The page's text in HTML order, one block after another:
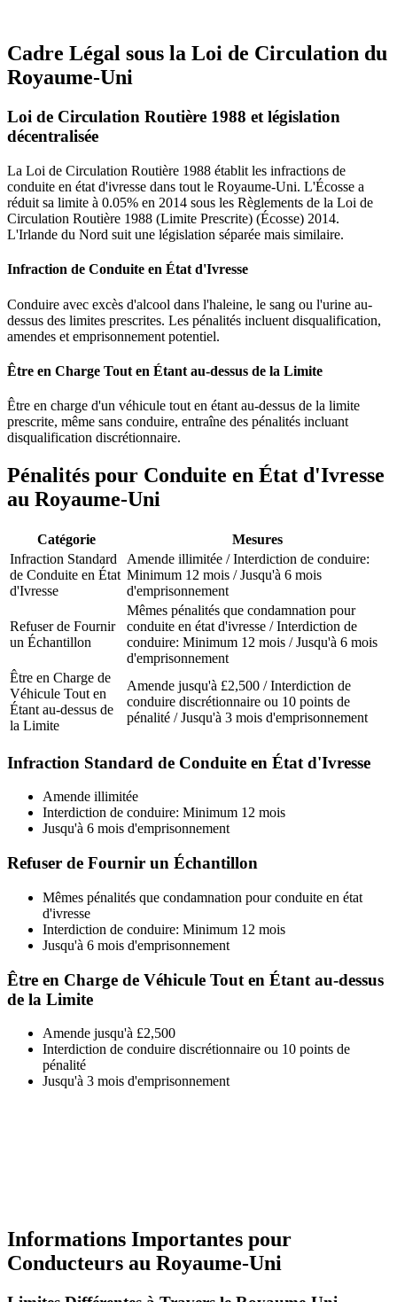
Cadre Légal sous la Loi de Circulation du
Royaume-Uni
Loi de Circulation Routière 1988 et législation
décentralisée
La Loi de Circulation Routière 1988 établit les infractions de
conduite en état d'ivresse dans tout le Royaume-Uni. L'Écosse a
réduit sa limite à 0.05% en 2014 sous les Règlements de la Loi de
Circulation Routière 1988 (Limite Prescrite) (Écosse) 2014.
L'Irlande du Nord suit une législation séparée mais similaire.
Infraction de Conduite en État d'Ivresse
Conduire avec excès d'alcool dans l'haleine, le sang ou l'urine au-
dessus des limites prescrites. Les pénalités incluent disqualification,
amendes et emprisonnement potentiel.
Être en Charge Tout en Étant au-dessus de la Limite
Être en charge d'un véhicule tout en étant au-dessus de la limite
prescrite, même sans conduire, entraîne des pénalités incluant
disqualification discrétionnaire.
Pénalités pour Conduite en État d'Ivresse
au Royaume-Uni
Catégorie
Mesures
Infraction Standard
de Conduite en État
d'Ivresse
Amende illimitée / Interdiction de conduire:
Minimum 12 mois / Jusqu'à 6 mois
d'emprisonnement
Refuser de Fournir
un Échantillon
Mêmes pénalités que condamnation pour
conduite en état d'ivresse / Interdiction de
conduire: Minimum 12 mois / Jusqu'à 6 mois
d'emprisonnement
Être en Charge de
Véhicule Tout en
Étant au-dessus de
la Limite
Amende jusqu'à £2,500 / Interdiction de
conduire discrétionnaire ou 10 points de
pénalité / Jusqu'à 3 mois d'emprisonnement
Infraction Standard de Conduite en État d'Ivresse
Amende illimitée
Interdiction de conduire: Minimum 12 mois
Jusqu'à 6 mois d'emprisonnement
Refuser de Fournir un Échantillon
Mêmes pénalités que condamnation pour conduite en état
d'ivresse
Interdiction de conduire: Minimum 12 mois
Jusqu'à 6 mois d'emprisonnement
Être en Charge de Véhicule Tout en Étant au-dessus
de la Limite
Amende jusqu'à £2,500
Interdiction de conduire discrétionnaire ou 10 points de
pénalité
Jusqu'à 3 mois d'emprisonnement
Informations Importantes pour
Conducteurs au Royaume-Uni